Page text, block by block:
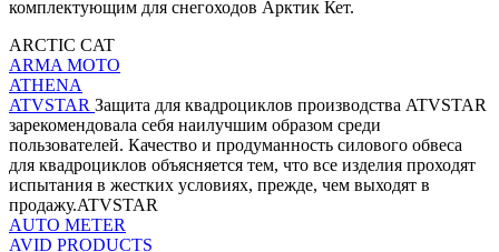
комплектующим для снегоходов Арктик Кет.
ARCTIC CAT
ARMA MOTO
ATHENA
ATVSTAR Защита для квадроциклов производства ATVSTAR
зарекомендовала себя наилучшим образом среди
пользователей. Качество и продуманность силового обвеса
для квадроциклов объясняется тем, что все изделия проходят
испытания в жестких условиях, прежде, чем выходят в
продажу.ATVSTAR
AUTO METER
AVID PRODUCTS